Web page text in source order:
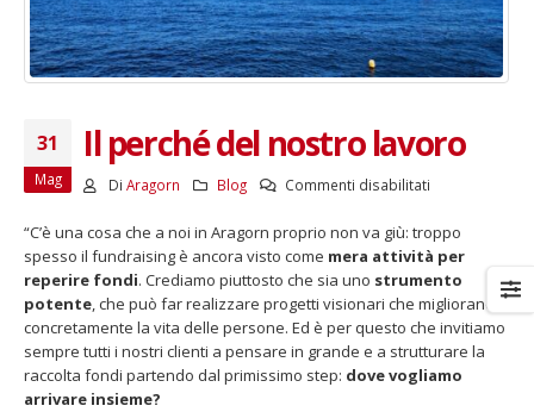
31
Mag
Il perché del nostro lavoro
Di Aragorn Blog Commenti disabilitati
perché
del
nostro
lavoro
“C’è una cosa che a noi in Aragorn proprio non va giù: troppo
spesso il fundraising è ancora visto come mera attività per
reperire fondi. Crediamo piuttosto che sia uno strumento
potente, che può far realizzare progetti visionari che migliorano
concretamente la vita delle persone. Ed è per questo che invitiamo
sempre tutti i nostri clienti a pensare in grande e a strutturare la
raccolta fondi partendo dal primissimo step: dove vogliamo
arrivare insieme?